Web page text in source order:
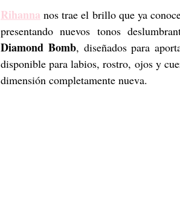
Rihanna nos trae el brillo que ya
Diamond Bomb, diseñados para
disponible para labios, rostro, ojos y
dimensión completamente nueva.